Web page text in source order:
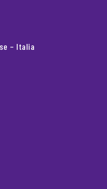
– Italia